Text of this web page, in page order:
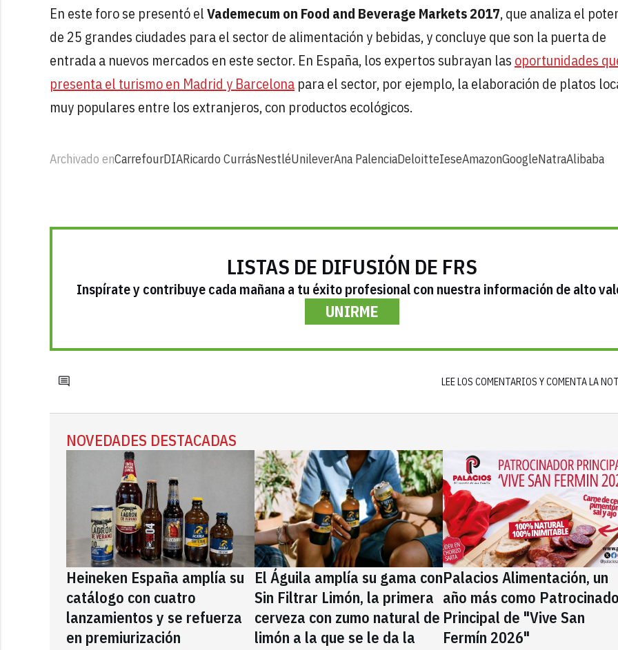
En este foro se presentó elVademecum on Food and Beverage Markets 2017, que analiza el
de 25 grandes ciudades para el sector de alimentación y bebidas, y concluye que son la puerta de
entrada a nuevos mercados en este sector. En España, los expertos subrayan las oportunidades
presenta el turismo en Madrid y Barcelona para el sector, por ejemplo, la elaboración de platos
muy populares entre los extranjeros, con productos ecológicos.
Archivado enCarrefourDIARicardo CurrásNestléUnileverAna PalenciaDeloitteIeseAmazonGoogleNatraAlibaba
LISTAS DE DIFUSIÓN DE FRS
Inspírate y contribuye cada mañana a tu éxito profesional con nuestra información de alto
UNIRME
LEE LOS COMENTARIOS Y COMENTA LA
NOVEDADES DESTACADAS
Heineken España amplía su
catálogo con cuatro
lanzamientos y se refuerza
en premiurización
El Águila amplía su gama con
Sin Filtrar Limón, la primera
cerveza con zumo natural de
limón a la que se le da la
Palacios Alimentación, un
año más como
Principal de "Vive San
Fermín 2026"